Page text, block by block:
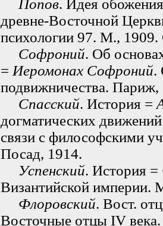
Попов. Идея
древне-Восточной
психологии 97. М.,
Софроний. Об
= Иеромонах Софроний.
подвижничества. Париж,
Спасский. История =
догматических
связи с философскими
Посад, 1914.
Успенский. История =
Византийской империи.
Флоровский. Вост.
Восточные отцы IV